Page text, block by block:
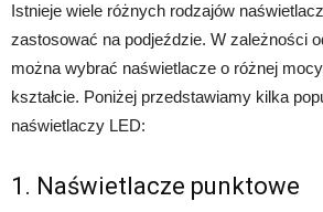
Istnieje wiele różnych rodzajów
zastosować na podjeździe. W zależności
można wybrać naświetlacze o różnej
kształcie. Poniżej przedstawiamy kilka
naświetlaczy LED:
1. Naświetlacze punktowe